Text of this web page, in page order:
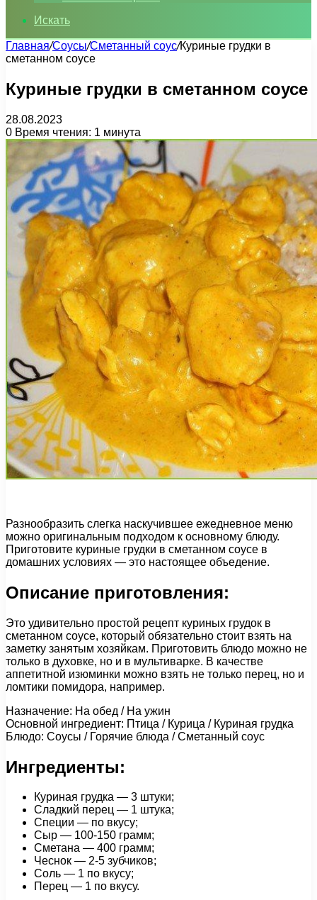
Искать
Главная/Соусы/Сметанный соус/Куриные грудки в
сметанном соусе
Куриные грудки в сметанном соусе
28.08.2023
0 Время чтения: 1 минута
Разнообразить слегка наскучившее ежедневное меню
можно оригинальным подходом к основному блюду.
Приготовите куриные грудки в сметанном соусе в
домашних условиях — это настоящее объедение.
Описание приготовления:
Это удивительно простой рецепт куриных грудок в
сметанном соусе, который обязательно стоит взять на
заметку занятым хозяйкам. Приготовить блюдо можно не
только в духовке, но и в мультиварке. В качестве
аппетитной изюминки можно взять не только перец, но и
ломтики помидора, например.
Назначение: На обед / На ужин
Основной ингредиент: Птица / Курица / Куриная грудка
Блюдо: Соусы / Горячие блюда / Сметанный соус
Ингредиенты:
Куриная грудка — 3 штуки;
Сладкий перец — 1 штука;
Специи — по вкусу;
Сыр — 100-150 грамм;
Сметана — 400 грамм;
Чеснок — 2-5 зубчиков;
Соль — 1 по вкусу;
Перец — 1 по вкусу.